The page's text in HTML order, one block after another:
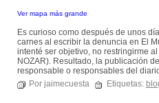
Ver mapa más grande
Es curioso como después de unos
carnes al escribir la denuncia en El
intenté ser objetivo, no restringirme
NOZAR). Resultado, la publicación
responsable o responsables del
Por jaimecuesta
Etiquetas: